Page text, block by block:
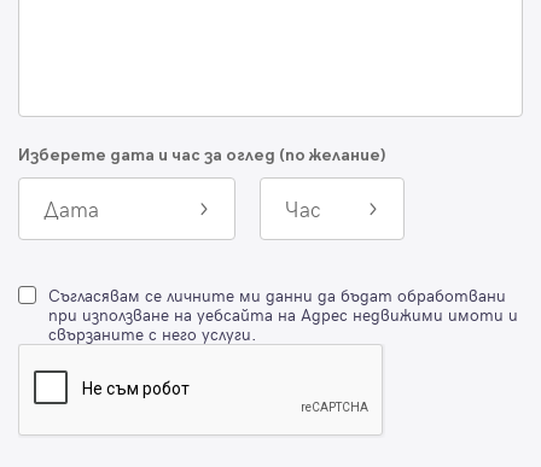
Изберете дата и час за оглед (по желание)
Дата Час
Съгласявам се личните ми данни да бъдат обработвани
при използване на уебсайта на Адрес недвижими имоти и
свързаните с него услуги.